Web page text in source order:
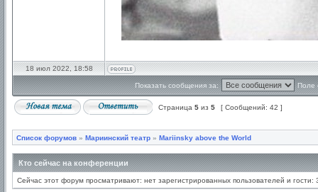
18 июл 2022, 18:58
Показать сообщения за: Поле
Страница 5 из 5 [ Сообщений: 42 ]
Список форумов » Мариинский театр » Mariinsky above the World
Кто сейчас на конференции
Сейчас этот форум просматривают: нет зарегистрированных пользователей и гости: